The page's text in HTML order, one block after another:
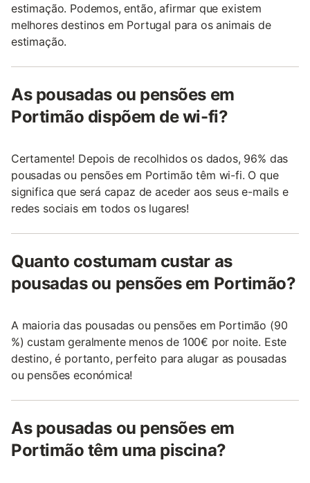
estimação. Podemos, então, afirmar que existem
melhores destinos em Portugal para os animais de
estimação.
As pousadas ou pensões em
Portimão dispõem de wi-fi?
Certamente! Depois de recolhidos os dados, 96% das
pousadas ou pensões em Portimão têm wi-fi. O que
significa que será capaz de aceder aos seus e-mails e
redes sociais em todos os lugares!
Quanto costumam custar as
pousadas ou pensões em Portimão?
A maioria das pousadas ou pensões em Portimão (90
%) custam geralmente menos de 100€ por noite. Este
destino, é portanto, perfeito para alugar as pousadas
ou pensões económica!
As pousadas ou pensões em
Portimão têm uma piscina?